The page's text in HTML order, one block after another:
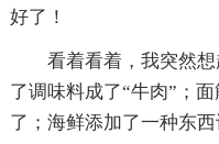
好了！
看着看着，我突然
了调味料成了“牛肉”；
了；海鲜添加了一种东